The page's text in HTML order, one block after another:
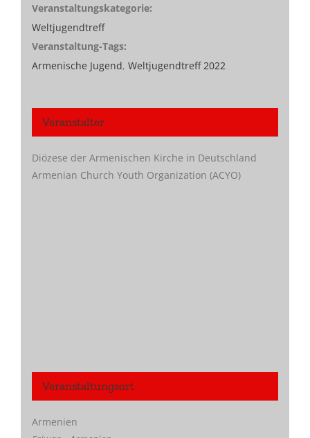
Veranstaltungskategorie:
Weltjugendtreff
Veranstaltung-Tags:
Armenische Jugend, Weltjugendtreff 2022
Veranstalter
Diözese der Armenischen Kirche in Deutschland
Armenian Church Youth Organization (ACYO)
Veranstaltungsort
Armenien